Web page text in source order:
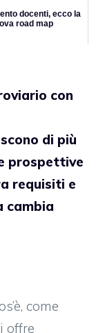
docenti, ecco la
road map
con
di più
prospettive
requisiti e
cambia
come
offre